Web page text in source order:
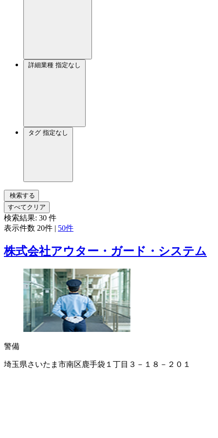
詳細業種 指定なし
タグ 指定なし
検索する
すべてクリア
検索結果: 30 件
表示件数 20件 | 50件
株式会社アウター・ガード・システム
警備
埼玉県さいたま市南区鹿手袋１丁目３－１８－２０１